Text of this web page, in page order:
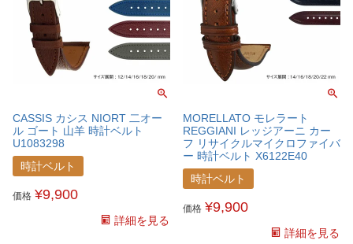
CASSIS カシス NIORT 二オー
ル ゴート 山羊 時計ベルト
U1083298
時計ベルト
価格 ¥9,900
詳細を見る
MORELLATO モレラート
REGGIANI レッジアーニ カー
フ リサイクルマイクロファイバ
ー 時計ベルト X6122E40
時計ベルト
価格 ¥9,900
詳細を見る